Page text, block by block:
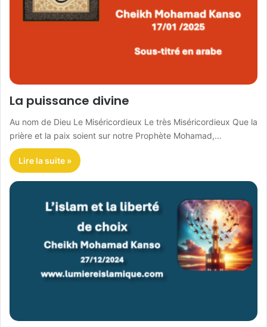
La puissance divine
Au nom de Dieu Le Miséricordieux Le très Miséricordieux Que la
prière et la paix soient sur notre Prophète Mohamad,…
Lire la suite »